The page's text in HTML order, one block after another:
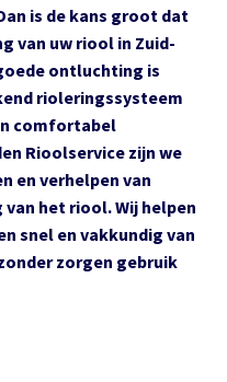
is de kans groot dat
van uw riool in Zuid-
ontluchting is
rioleringssysteem
comfortabel
Rioolservice zijn we
en verhelpen van
het riool. Wij helpen
snel en vakkundig van
zorgen gebruik